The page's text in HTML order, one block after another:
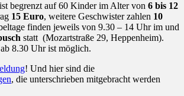
begrenzt auf 60 Kinder im Alter von 6 bis 12
15 Euro, weitere Geschwister zahlen 10
finden jeweils von 9.30 – 14 Uhr im und
statt (Mozartstraße 29, Heppenheim).
8.30 Uhr ist möglich.
! Und hier sind die
, die unterschrieben mitgebracht werden